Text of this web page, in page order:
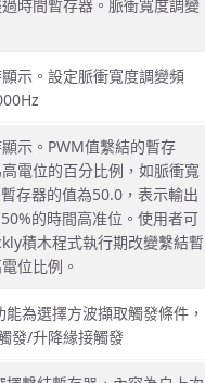
時間暫存器。脈衝寬度調變
示。設定脈衝寬度調變頻
示。PWM值繫結的暫存
電位的百分比例，如脈衝寬
存器的值為50.0，表示輸出
的時間高准位。使用者可
積木程式執行期改變繫結暫
位比例。
為選擇方波擷取觸發條件，
發/升降緣接觸發